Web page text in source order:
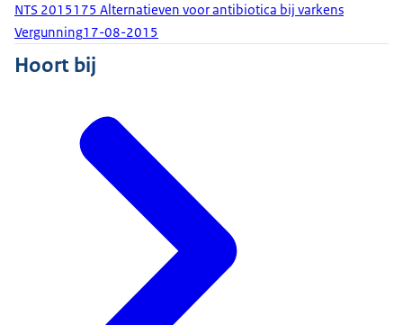
NTS 2015175 Alternatieven voor antibiotica bij varkens
Vergunning17-08-2015
Hoort bij